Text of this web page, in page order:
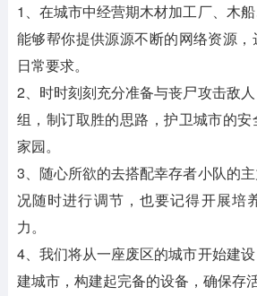
1、在城市中经营期木材加工厂、木
能够帮你提供源源不断的网络资源
日常要求。
2、时时刻刻充分准备与丧尸攻击敌
组，制订取胜的思路，护卫城市的
家园。
3、随心所欲的去搭配幸存者小队的
况随时进行调节，也要记得开展培
力。
4、我们将从一座废区的城市开始建
建城市，构建起完备的设备，确保存活